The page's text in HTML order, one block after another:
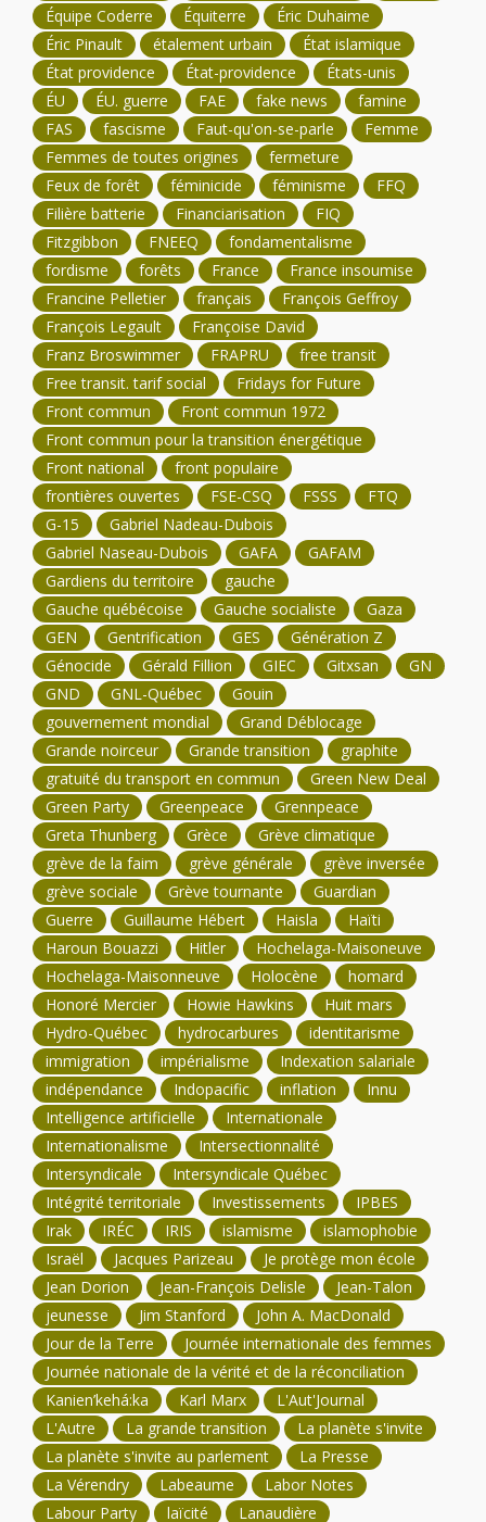
Équipe Coderre
Équiterre
Éric Duhaime
Éric Pinault
étalement urbain
État islamique
État providence
État-providence
États-unis
ÉU
ÉU. guerre FAE fake news
famine
FAS
fascisme Faut-qu'on-se-parle
Femme
Femmes de toutes origines
fermeture
Feux de forêt
féminicide féminisme
FFQ
Filière batterie
Financiarisation
FIQ
Fitzgibbon
FNEEQ
fondamentalisme
fordisme
forêts France
France insoumise
Francine Pelletier
français
François Geffroy
François Legault
Françoise David
Franz Broswimmer
FRAPRU
free transit
Free transit. tarif social
Fridays for Future
Front commun
Front commun 1972
Front commun pour la transition énergétique
Front national
front populaire
frontières ouvertes
FSE-CSQ FSSS
FTQ
G-15
Gabriel Nadeau-Dubois
Gabriel Naseau-Dubois
GAFA
GAFAM
Gardiens du territoire
gauche
Gauche québécoise
Gauche socialiste
Gaza
GEN
Gentrification GES
Génération Z
Génocide
Gérald Fillion GIEC Gitxsan
GN
GND
GNL-Québec
Gouin
gouvernement mondial
Grand Déblocage
Grande noirceur
Grande transition
graphite
gratuité du transport en commun
Green New Deal
Green Party
Greenpeace
Grennpeace
Greta Thunberg
Grèce
Grève climatique
grève de la faim
grève générale
grève inversée
grève sociale
Grève tournante
Guardian
Guerre
Guillaume Hébert Haisla
Haïti
Haroun Bouazzi
Hitler
Hochelaga-Maisoneuve
Hochelaga-Maisonneuve
Holocène
homard
Honoré Mercier
Howie Hawkins
Huit mars
Hydro-Québec
hydrocarbures
identitarisme
immigration
impérialisme
Indexation salariale
indépendance
Indopacific inflation
Innu
Intelligence artificielle
Internationale
Internationalisme
Intersectionnalité
Intersyndicale
Intersyndicale Québec
Intégrité territoriale
Investissements
IPBES
Irak
IRÉC IRIS islamisme
islamophobie
Israël
Jacques Parizeau
Je protège mon école
Jean Dorion
Jean-François Delisle
Jean-Talon
jeunesse
Jim Stanford
John A. MacDonald
Jour de la Terre
Journée internationale des femmes
Journée nationale de la vérité et de la réconciliation
Kanien’kehá:ka
Karl Marx
L'Aut'Journal
L'Autre
La grande transition
La planète s'invite
La planète s'invite au parlement
La Presse
La Vérendry
Labeaume
Labor Notes
Labour Party
laïcité Lanaudière